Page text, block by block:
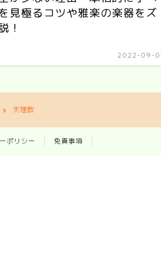
見極るコツや雅楽の楽器をズ
！
2022-09-
天理教
ポリシー 免責事項